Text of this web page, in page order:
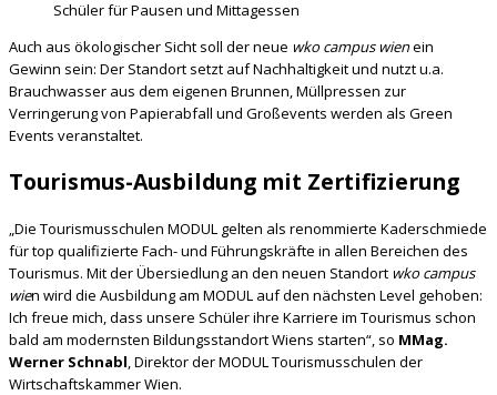
Schüler für Pausen und Mittagessen
Auch aus ökologischer Sicht soll der neue wko campus wienein
Gewinn sein: Der Standort setzt auf Nachhaltigkeit und nutzt u.a.
Brauchwasser aus dem eigenen Brunnen, Müllpressen zur
Verringerung von Papierabfall und Großevents werden als Green
Events veranstaltet.
Tourismus-Ausbildung mit Zertifizierung
„Die Tourismusschulen MODUL gelten als renommierte Kaderschmiede
für top qualifizierte Fach- und Führungskräfte in allen Bereichen des
Tourismus. Mit der Übersiedlung an den neuen Standort wko campus
wien wird die Ausbildung am MODUL auf den nächsten Level gehoben:
Ich freue mich, dass unsere Schüler ihre Karriere im Tourismus schon
bald am modernsten Bildungsstandort Wiens starten“, so MMag.
Werner Schnabl , Direktor der MODUL Tourismusschulen der
Wirtschaftskammer Wien.